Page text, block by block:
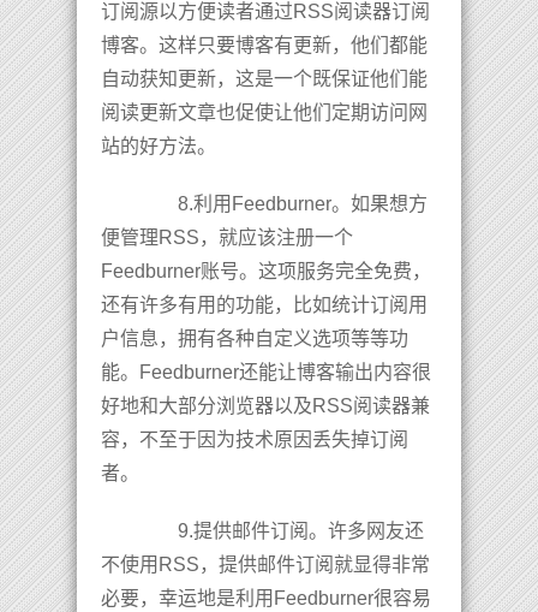
订阅源以方便读者通过RSS阅读器订阅
博客。这样只要博客有更新，他们都能
自动获知更新，这是一个既保证他们能
阅读更新文章也促使让他们定期访问网
站的好方法。
8.利用Feedburner。如果想方
便管理RSS，就应该注册一个
Feedburner账号。这项服务完全免费，
还有许多有用的功能，比如统计订阅用
户信息，拥有各种自定义选项等等功
能。Feedburner还能让博客输出内容很
好地和大部分浏览器以及RSS阅读器兼
容，不至于因为技术原因丢失掉订阅
者。
9.提供邮件订阅。许多网友还
不使用RSS，提供邮件订阅就显得非常
必要，幸运地是利用Feedburner很容易